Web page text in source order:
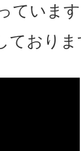
ていま
ており